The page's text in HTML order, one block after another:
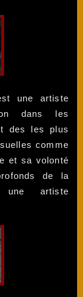
une artiste
dans les
des les plus
comme
et sa volonté
de la
une artiste